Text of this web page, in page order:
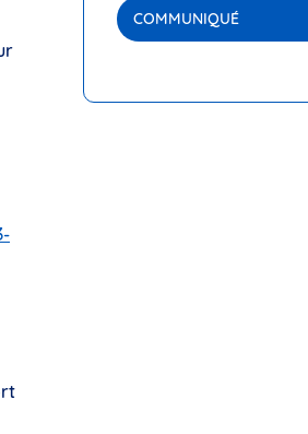
COMMUNIQUÉ